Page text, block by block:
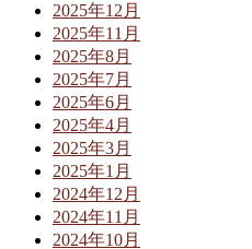
2025年12月
2025年11月
2025年8月
2025年7月
2025年6月
2025年4月
2025年3月
2025年1月
2024年12月
2024年11月
2024年10月